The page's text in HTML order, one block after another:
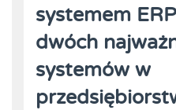
systemem
dwóch
systemów w